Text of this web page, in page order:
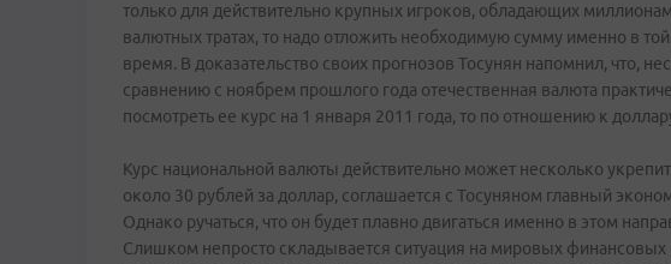
только для действительно крупных игроков, обладающих
валютных тратах, то надо отложить необходимую сумму именно в
время. В доказательство своих прогнозов Тосунян напомнил, что,
сравнению с ноябрем прошлого года отечественная валюта
посмотреть ее курс на 1 января 2011 года, то по отношению к
Курс национальной валюты действительно может несколько
около 30 рублей за доллар, соглашается с Тосуняном главный
Однако ручаться, что он будет плавно двигаться именно в этом
Слишком непросто складывается ситуация на мировых финансовых